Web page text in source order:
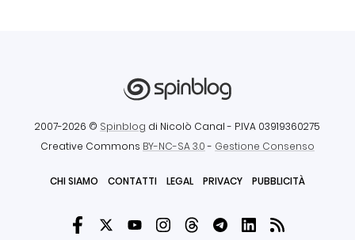
2007-2026 © Spinblog di Nicolò Canal - P.IVA 03919360275
Creative Commons BY-NC-SA 3.0- Gestione Consenso
CHI SIAMO CONTATTI LEGAL PRIVACY PUBBLICITÀ